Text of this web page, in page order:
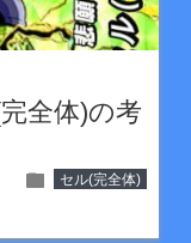
全体)の考
folder セル(完全体)